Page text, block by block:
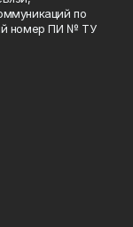
по
номер ПИ № ТУ